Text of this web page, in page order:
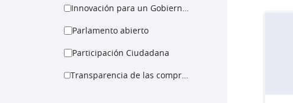
Innovación para un Gobierno Abierto
Parlamento abierto
Participación Ciudadana
Transparencia de las compras públicas